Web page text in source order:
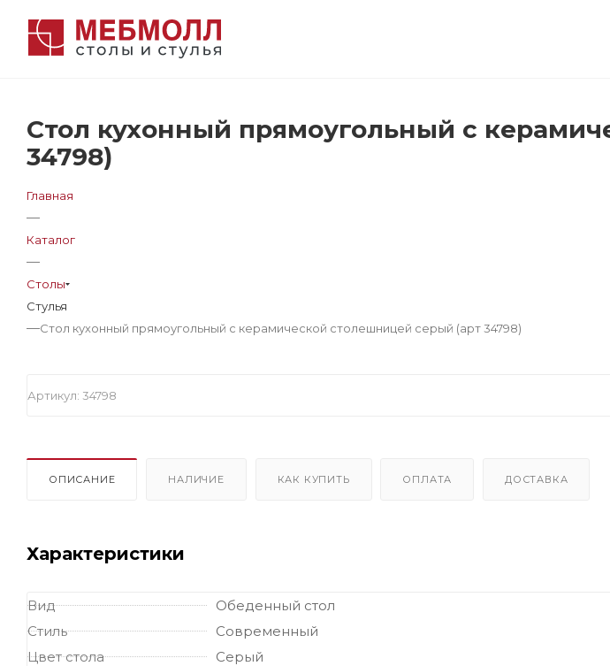
Стол кухонный прямоугольный с
34798)
Главная
—
Каталог
—
Столы
Стулья
—Стол кухонный прямоугольный с керамической столешницей серый (арт 34798)
Артикул: 34798
ОПИСАНИЕ НАЛИЧИЕ КАК КУПИТЬ ОПЛАТА ДОСТАВКА
Характеристики
Вид
Обеденный стол
Стиль
Современный
Цвет стола
Серый